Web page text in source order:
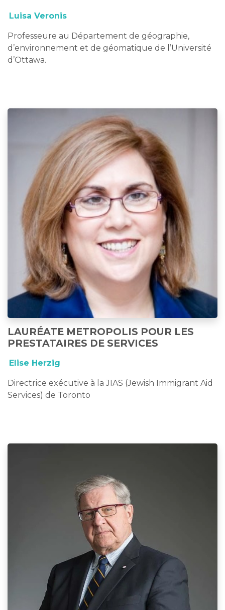
Luisa Veronis
Professeure au Département de géographie,
d’environnement et de géomatique de l’Université
d’Ottawa.
LAURÉATE METROPOLIS POUR LES
PRESTATAIRES DE SERVICES
Elise Herzig
Directrice exécutive à la JIAS (Jewish Immigrant Aid
Services) de Toronto